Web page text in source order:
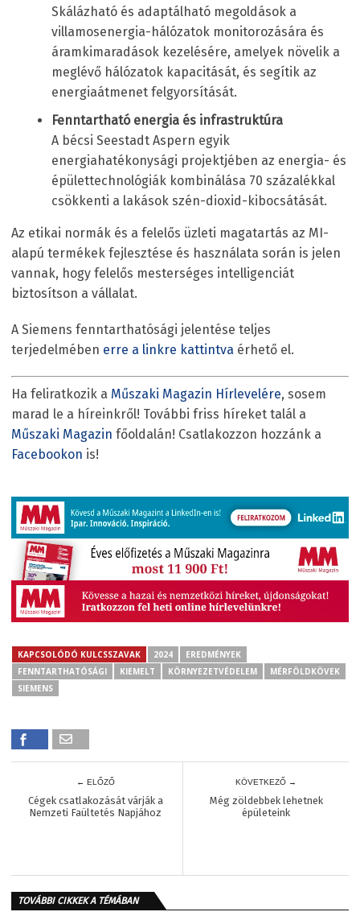
Skálázható és adaptálható megoldások a
villamosenergia-hálózatok monitorozására és
áramkimaradások kezelésére, amelyek növelik a
meglévő hálózatok kapacitását, és segítik az
energiaátmenet felgyorsítását.
Fenntartható energia és infrastruktúra
A bécsi Seestadt Aspern egyik
energiahatékonysági projektjében az energia- és
épülettechnológiák kombinálása 70 százalékkal
csökkenti a lakások szén-dioxid-kibocsátását.
Az etikai normák és a felelős üzleti magatartás az MI-
alapú termékek fejlesztése és használata során is jelen
vannak, hogy felelős mesterséges intelligenciát
biztosítson a vállalat.
A Siemens fenntarthatósági jelentése teljes
terjedelmében erre a linkre kattintva érhető el.
Ha feliratkozik a Műszaki Magazin Hírlevelére, sosem
marad le a híreinkről! További friss híreket talál a
Műszaki Magazin főoldalán! Csatlakozzon hozzánk a
Facebookon is!
KAPCSOLÓDÓ KULCSSZAVAK 2024
EREDMÉNYEK
FENNTARTHATÓSÁGI
KIEMELT KÖRNYEZETVÉDELEM
MÉRFÖLDKÖVEK
SIEMENS
← ELŐZŐ
Cégek csatlakozását várják a
Nemzeti Faültetés Napjához
KÖVETKEZŐ →
Még zöldebbek lehetnek
épületeink
TOVÁBBI CIKKEK A TÉMÁBAN